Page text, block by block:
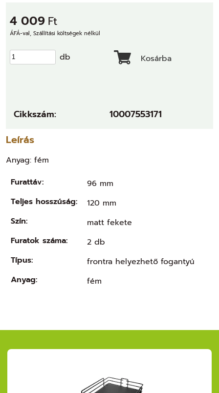
4 009 Ft
ÁFÁ-val, Szállítási költségek nélkül
db Kosárba
Leírás
Anyag: fém
Furattáv:
96 mm
Teljes hosszúság:
120 mm
Szín:
matt fekete
Furatok száma:
2 db
Típus:
frontra helyezhető fogantyú
Anyag:
fém
Cikkszám: 10007553171